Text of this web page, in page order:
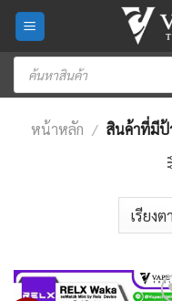
Skip
content
Products
search
หน้าหลัก / สินค้าที่มีป้